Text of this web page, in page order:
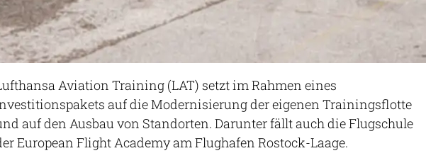
Aviation Training (LAT) setzt im Rahmen eines
auf die Modernisierung der eigenen Trainingsflotte
auf den Ausbau von Standorten. Darunter fällt auch die Flugschule
European Flight Academy am Flughafen Rostock-Laage.